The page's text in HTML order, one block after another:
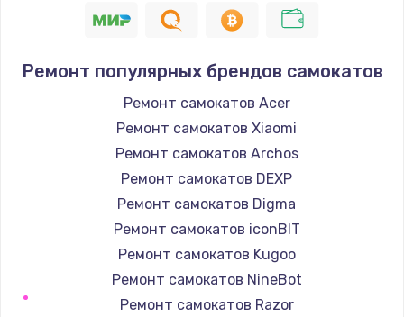
Ремонт популярных брендов самокатов
Ремонт самокатов Acer
Ремонт самокатов Xiaomi
Ремонт самокатов Archos
Ремонт самокатов DEXP
Ремонт самокатов Digma
Ремонт самокатов iconBIT
Ремонт самокатов Kugoo
Ремонт самокатов NineBot
Ремонт самокатов Razor